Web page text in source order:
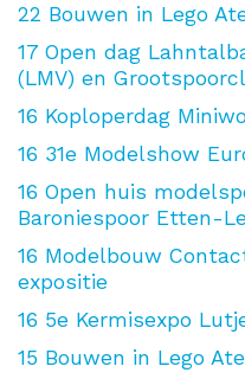
22 Bouwen in Lego
17 Open dag
(LMV) en
16 Koploperdag
16 31e Modelshow
16 Open huis
Baroniespoor Etten-
16 Modelbouw
expositie
16 5e Kermisexpo
15 Bouwen in Lego